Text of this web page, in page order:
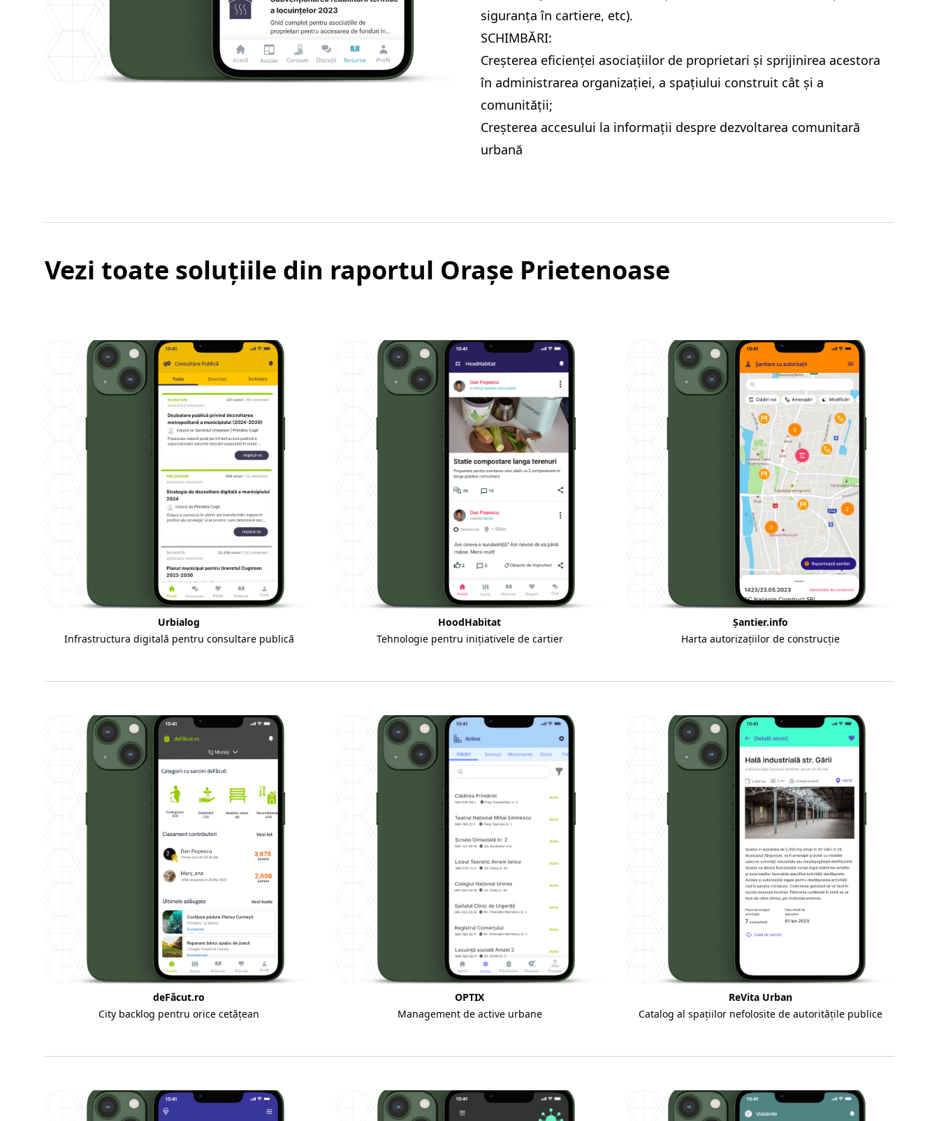
siguranța în cartiere, etc).
SCHIMBĂRI:
Creșterea eficienței asociațiilor de proprietari și sprijinirea acestora
în administrarea organizației, a spațiului construit cât și a
comunității;
Creșterea accesului la informații despre dezvoltarea comunitară
urbană
Vezi toate soluțiile din raportul Orașe Prietenoase
Urbialog
Infrastructura digitală pentru consultare publică
HoodHabitat
Tehnologie pentru inițiativele de cartier
Șantier.info
Harta autorizațiilor de construcție
deFăcut.ro
City backlog pentru orice cetățean
OPTIX
Management de active urbane
ReVita Urban
Catalog al spațiilor nefolosite de autoritățile publice